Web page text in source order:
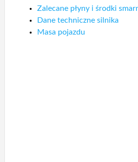
Zalecane płyny i środki
Dane techniczne silnika
Masa pojazdu